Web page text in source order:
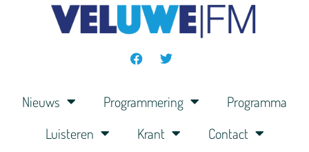
Nieuws Programmering
Programma
Luisteren
Krant Contact